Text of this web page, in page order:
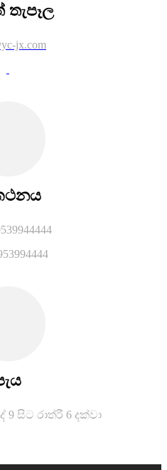
තැපෑල
jx.com
9 සිට රාත්රී 6 දක්වා